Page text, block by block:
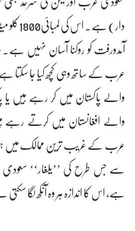
دار)
آمدورفت کو روکنا آسان نہیں
عرب کے ساتھ وہی کچھ کیا جا سکتا
والے پاکستان میں کر رہے ہیں یا
والے افغانستان میں کرتے رہے
عرب کے غریب ترین ممالک میں
سے جس طرح کی ’’یلغار‘‘
ہے، اس کا اندازہ ہر وہ آنکھ لگا